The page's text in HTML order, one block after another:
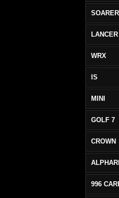
SOARER
WRX
IS
MINI
GOLF 7
CROWN
996